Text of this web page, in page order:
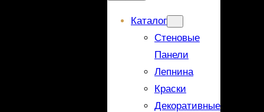
Каталог
Стеновые
Панели
Лепнина
Краски
Декоративные